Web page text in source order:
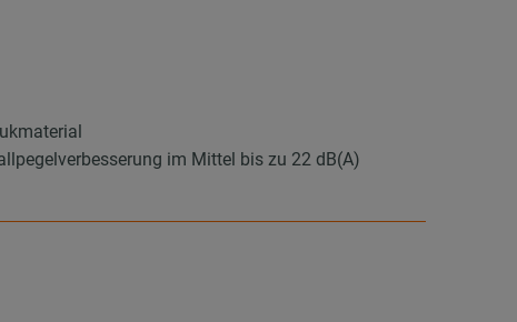
im Mittel bis zu 22 dB(A)